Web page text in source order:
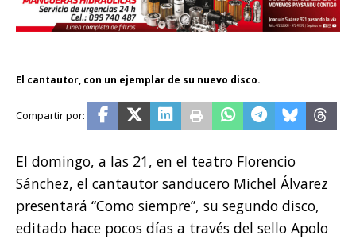
El cantautor, con un ejemplar de su nuevo disco.
El domingo, a las 21, en el teatro Florencio
Sánchez, el cantautor sanducero Michel Álvarez
presentará “Como siempre”, su segundo disco,
editado hace pocos días a través del sello Apolo